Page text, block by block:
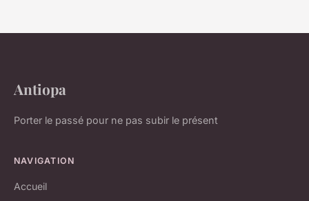
Antiopa
Porter le passé pour ne pas subir le présent
NAVIGATION
Accueil